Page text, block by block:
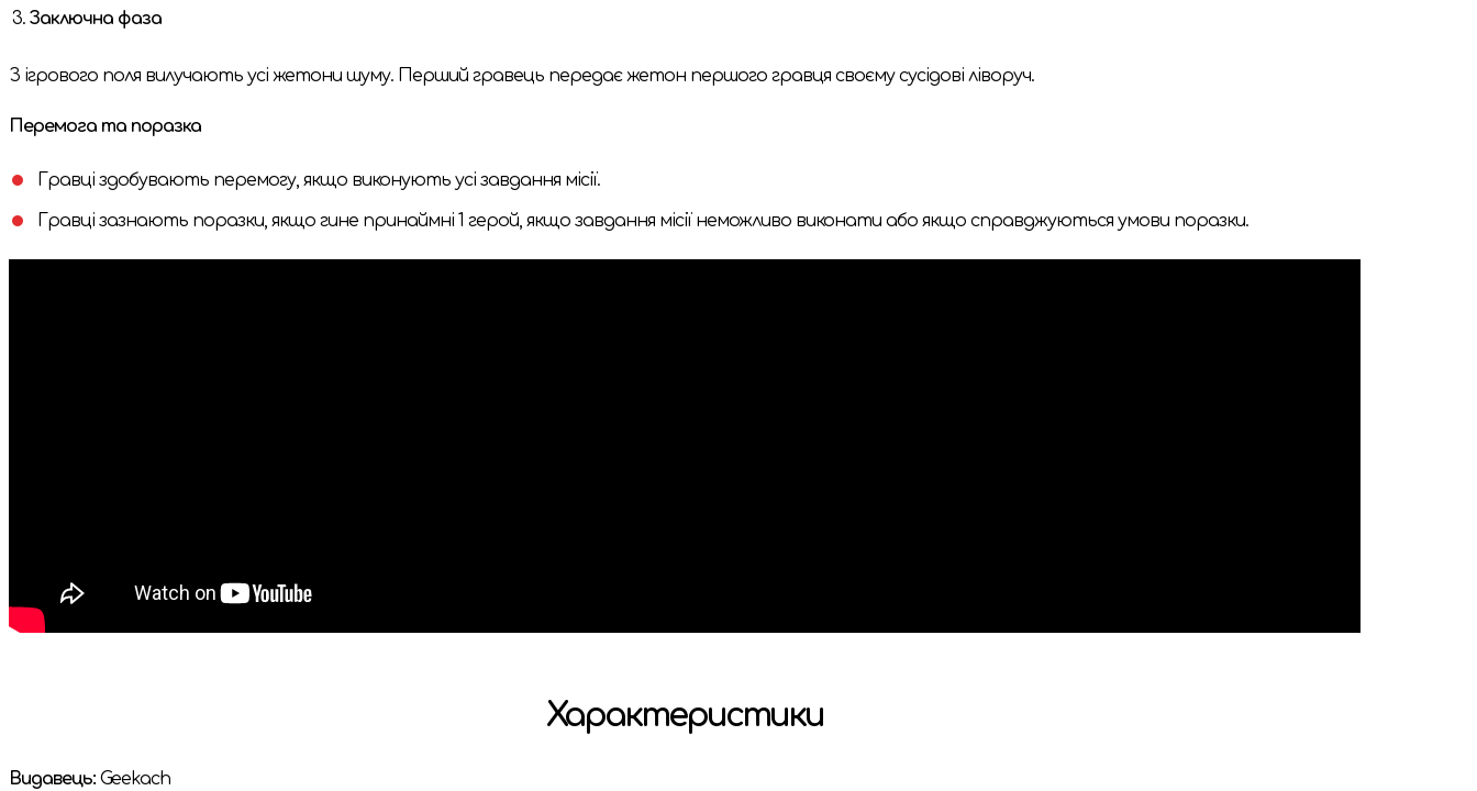
Заключна фаза
З ігрового поля вилучають усі жетони шуму. Перший гравець передає жетон першого гравця своєму сусідові ліворуч.
Перемога та поразка
Гравці здобувають перемогу, якщо виконують усі завдання місії.
Гравці зазнають поразки, якщо гине принаймні 1 герой, якщо завдання місії неможливо виконати або якщо справджуються умови поразки.
Характеристики
Видавець: Geekach